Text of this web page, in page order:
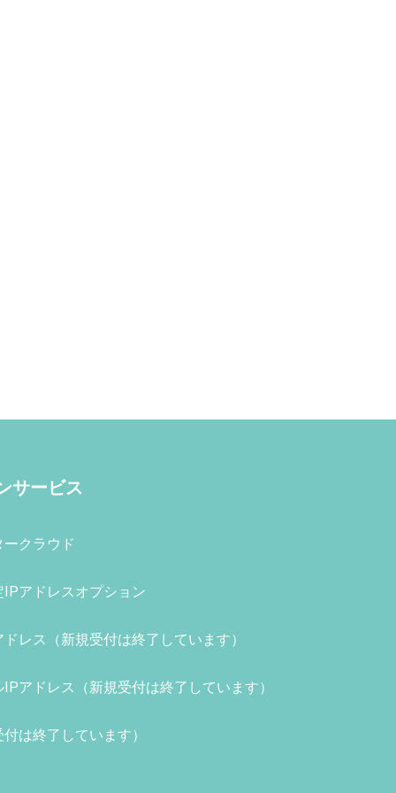
サービス
クラウド
アドレスオプション
レス （新規受付は終了しています）
アドレス （新規受付は終了しています）
は終了しています）